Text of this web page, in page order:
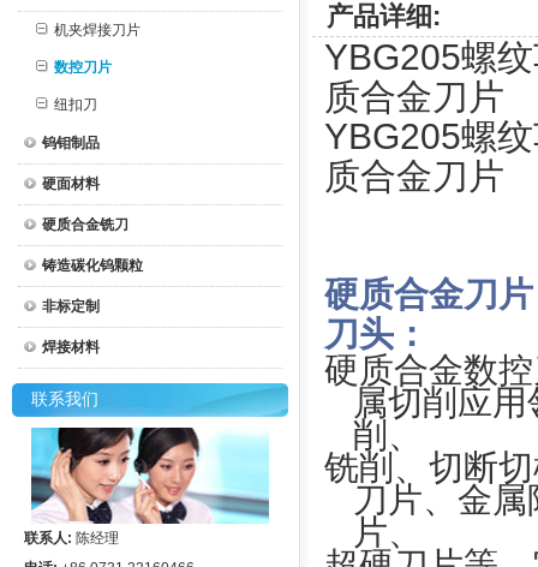
机夹焊接刀片
数控刀片
纽扣刀
钨钼制品
硬面材料
硬质合金铣刀
铸造碳化钨颗粒
非标定制
焊接材料
联系我们
联系人: 陈经理
产品详细:
YBG205螺
质合金刀片
YBG205螺
质合金刀片
硬质合金刀
刀头：
硬质合金数
属切削应
削、
铣削、切断
刀片、金
片、